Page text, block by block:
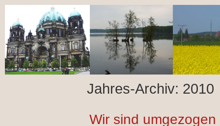
Jahres-Archiv: 2010
Wir sind umgezogen